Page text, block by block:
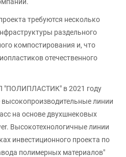
требуются несколько
раздельного
компостирования и, что
отечественного
"ПОЛИПЛАСТИК" в 2021 году
высокопроизводительные линии
на основе двухшнековых
Высокотехнологичные линии
инвестиционного проекта по
полимерных материалов"